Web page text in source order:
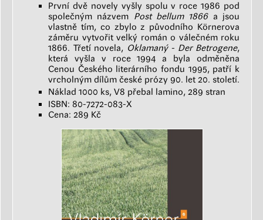
První dvě novely vyšly spolu v roce 1986 pod
společným názvem Post bellum 1866a jsou
vlastně tím, co zbylo z původního Körnerova
záměru vytvořit velký román o válečném roku
1866. Třetí novela, Oklamaný - Der Betrogene,
která vyšla v roce 1994 a byla odměněna
Cenou Českého literárního fondu 1995, patří k
vrcholným dílům české prózy 90. let 20. století.
Náklad 1000 ks, V8 přebal lamino, 289 stran
ISBN: 80-7272-083-X
Cena: 289 Kč